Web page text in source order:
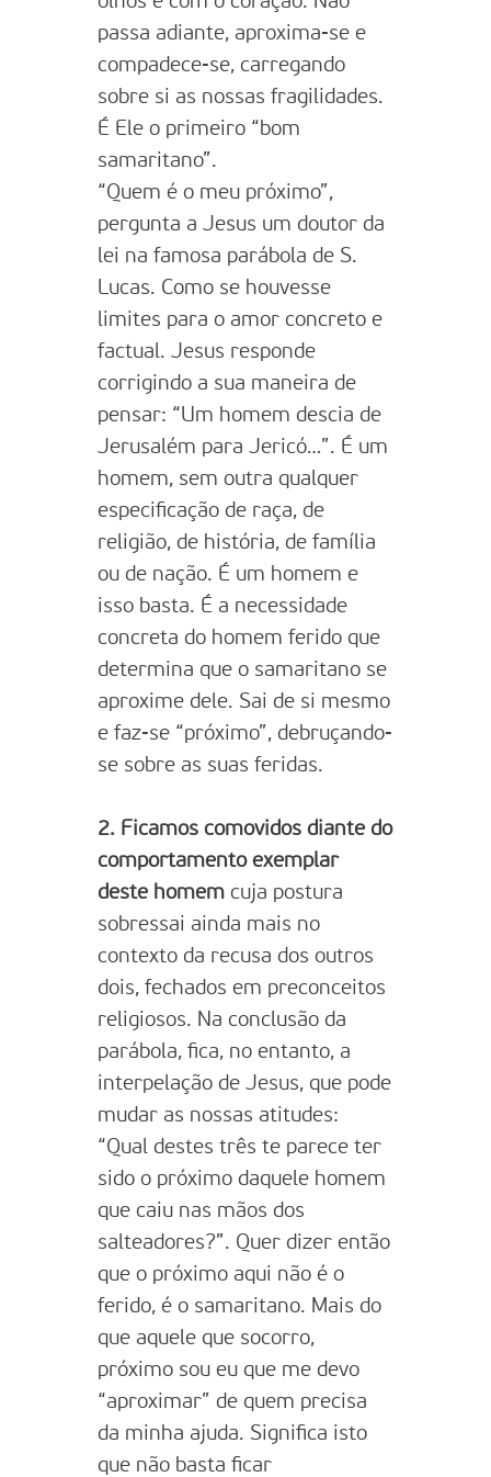
passa adiante, aproxima-se e
compadece-se, carregando
sobre si as nossas fragilidades.
É Ele o primeiro “bom
samaritano”.
“Quem é o meu próximo”,
pergunta a Jesus um doutor da
lei na famosa parábola de S.
Lucas. Como se houvesse
limites para o amor concreto e
factual. Jesus responde
corrigindo a sua maneira de
pensar: “Um homem descia de
Jerusalém para Jericó…”. É um
homem, sem outra qualquer
especificação de raça, de
religião, de história, de família
ou de nação. É um homem e
isso basta. É a necessidade
concreta do homem ferido que
determina que o samaritano se
aproxime dele. Sai de si mesmo
e faz-se “próximo”, debruçando-
se sobre as suas feridas.
2. Ficamos comovidos diante do
comportamento exemplar
deste homem cuja postura
sobressai ainda mais no
contexto da recusa dos outros
dois, fechados em preconceitos
religiosos. Na conclusão da
parábola, fica, no entanto, a
interpelação de Jesus, que pode
mudar as nossas atitudes:
“Qual destes três te parece ter
sido o próximo daquele homem
que caiu nas mãos dos
salteadores?”. Quer dizer então
que o próximo aqui não é o
ferido, é o samaritano. Mais do
que aquele que socorro,
próximo sou eu que me devo
“aproximar” de quem precisa
da minha ajuda. Significa isto
que não basta ficar